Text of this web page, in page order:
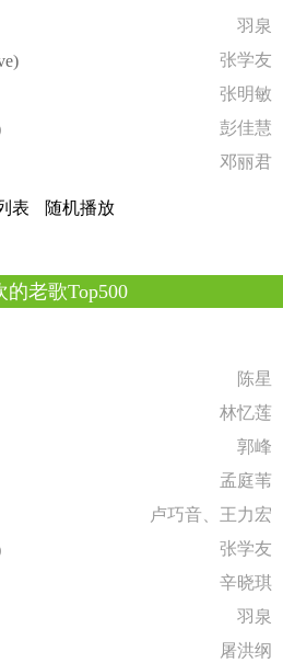
羽泉
张学友
张明敏
彭佳慧
邓丽君
表 随机播放
的老歌Top500
陈星
林忆莲
郭峰
孟庭苇
卢巧音、王力宏
张学友
辛晓琪
羽泉
屠洪纲